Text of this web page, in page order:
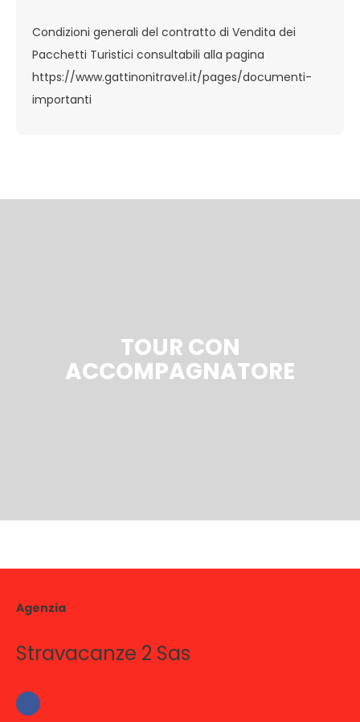
Condizioni generali del contratto di Vendita dei
Pacchetti Turistici consultabili alla pagina
https://www.gattinonitravel.it/pages/documenti-
importanti
TOUR CON
ACCOMPAGNATORE
Agenzia
Stravacanze 2 Sas